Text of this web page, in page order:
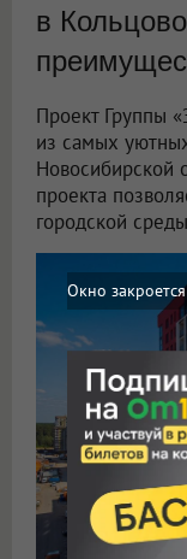
в
Проект Группы
из самых
Новосибирской
проекта
городской
Окно